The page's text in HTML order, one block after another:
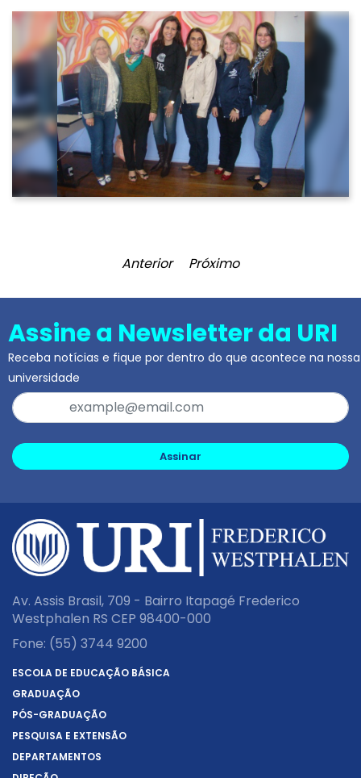
Anterior Próximo
Assine a Newsletter da URI
Receba notícias e fique por dentro do que acontece na nossa
universidade
Assinar
Av. Assis Brasil, 709 - Bairro Itapagé Frederico
Westphalen RS CEP 98400-000
Fone: (55) 3744 9200
ESCOLA DE EDUCAÇÃO BÁSICA
GRADUAÇÃO
PÓS-GRADUAÇÃO
PESQUISA E EXTENSÃO
DEPARTAMENTOS